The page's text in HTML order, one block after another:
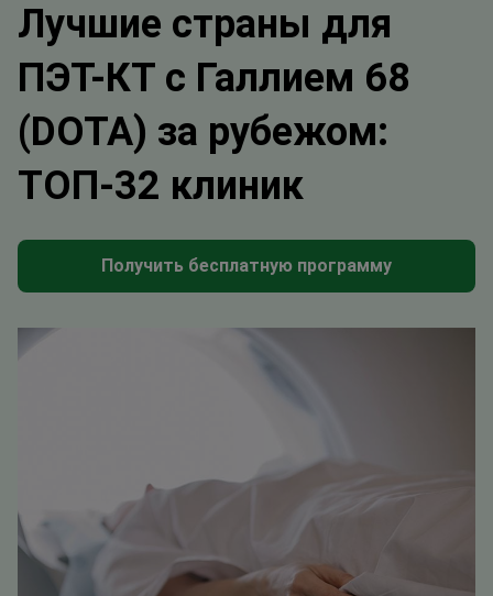
Лучшие страны для
ПЭТ-КТ с Галлием 68
(DOTA) за рубежом:
ТОП-32 клиник
Получить бесплатную программу